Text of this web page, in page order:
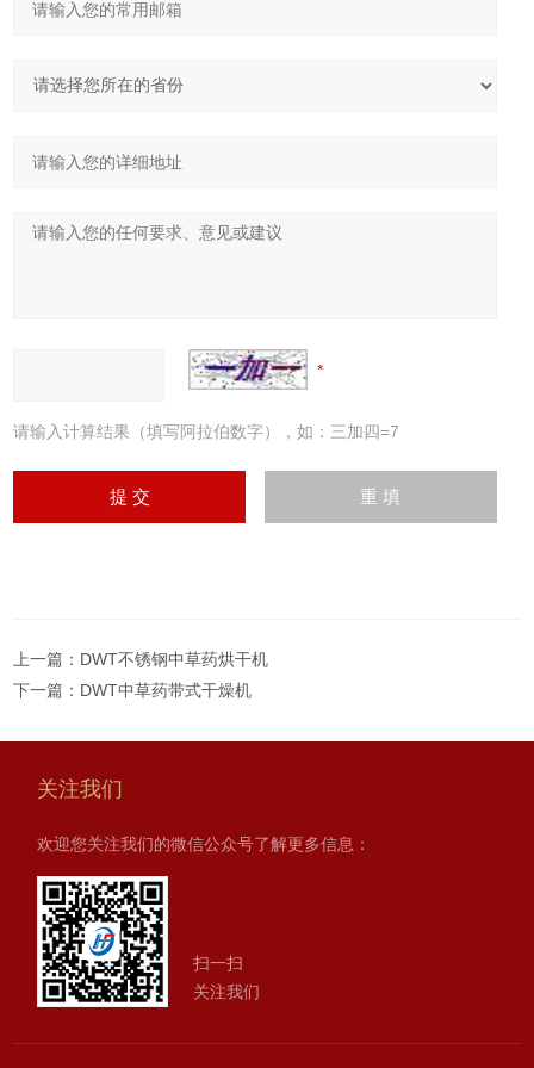
请输入计算结果（填写阿拉伯数字），如：三加四=7
上一篇： DWT不锈钢中草药烘干机
下一篇： DWT中草药带式干燥机
关注我们
欢迎您关注我们的微信公众号了解更多信息：
扫一扫
关注我们